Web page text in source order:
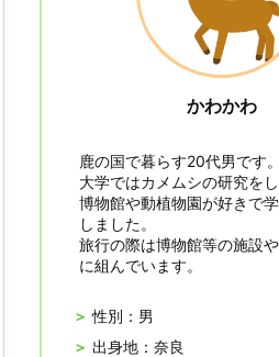
かわかわ
鹿の国で暮らす20代男です。
大学ではカメムシの研究を
博物館や動植物園が好きで
しました。
旅行の際は博物館等の施設
に組んでいます。
性別：男
出身地：奈良